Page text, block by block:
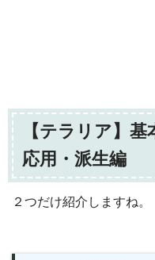
【テラリア】
応用・派生編
２つだけ紹介しますね。